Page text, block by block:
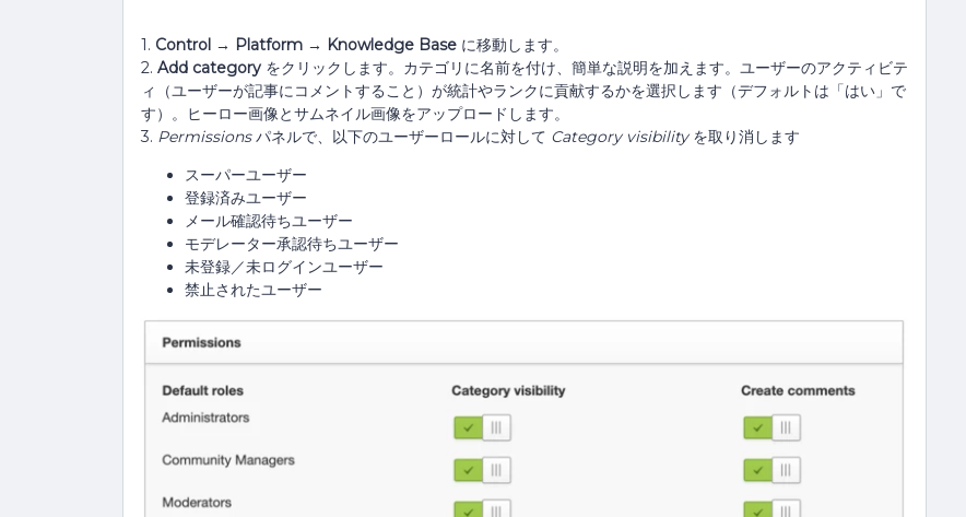
1. Control → Platform → Knowledge Base に移動します。
2. Add category をクリックします。カテゴリに名前を付け、簡単な説明を加えます。ユーザーのアクティビテ
ィ（ユーザーが記事にコメントすること）が統計やランクに貢献するかを選択します（デフォルトは「はい」で
す）。ヒーロー画像とサムネイル画像をアップロードします。
3. Permissionsパネルで、以下のユーザーロールに対して Category visibilityを取り消します
スーパーユーザー
登録済みユーザー
メール確認待ちユーザー
モデレーター承認待ちユーザー
未登録／未ログインユーザー
禁止されたユーザー